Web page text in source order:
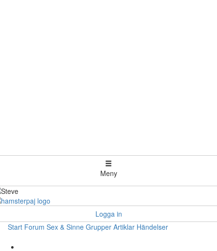
Meny
Logga in
Start Forum Sex & Sinne Grupper Artiklar Händelser